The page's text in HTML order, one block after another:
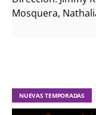
Mosquera,
NUEVAS TEMPORADAS